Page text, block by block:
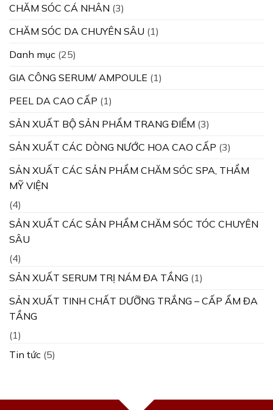
CHĂM SÓC CÁ NHÂN (3)
CHĂM SÓC DA CHUYÊN SÂU (1)
Danh mục (25)
GIA CÔNG SERUM/ AMPOULE (1)
PEEL DA CAO CẤP (1)
SẢN XUẤT BỘ SẢN PHẨM TRANG ĐIỂM (3)
SẢN XUẤT CÁC DÒNG NƯỚC HOA CAO CẤP (3)
SẢN XUẤT CÁC SẢN PHẨM CHĂM SÓC SPA, THẨM
MỸ VIỆN
(4)
SẢN XUẤT CÁC SẢN PHẨM CHĂM SÓC TÓC CHUYÊN
SÂU
(4)
SẢN XUẤT SERUM TRỊ NÁM ĐA TẦNG (1)
SẢN XUẤT TINH CHẤT DƯỠNG TRẮNG – CẤP ẨM ĐA
TẦNG
(1)
Tin tức (5)